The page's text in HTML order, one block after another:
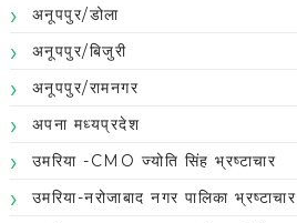
अनूपपुर/डोला
अनूपपुर/बिजुरी
अनूपपुर/रामनगर
अपना मध्यप्रदेश
उमरिया -CMO ज्योति सिंह भ्रष्टाचार
उमरिया-नरोजाबाद नगर पालिका भ्रष्टाचार